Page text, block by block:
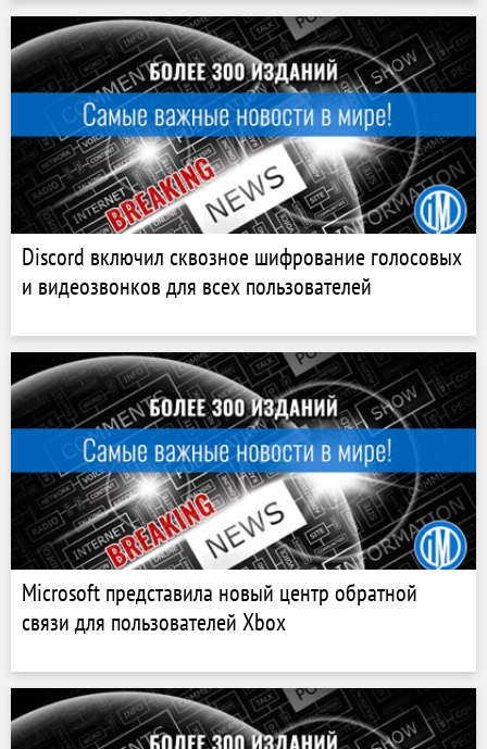
Discord включил сквозное шифрование голосовых
и видеозвонков для всех пользователей
Microsoft представила новый центр обратной
связи для пользователей Xbox